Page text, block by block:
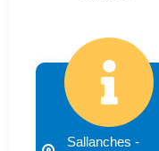
Sallanches -